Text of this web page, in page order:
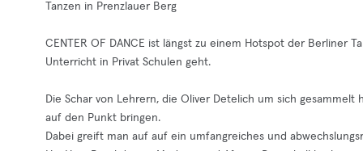
Tanzen in Prenzlauer Berg
CENTER OF DANCE ist längst zu einem Hotspot der Berliner
Unterricht in Privat Schulen geht.
Die Schar von Lehrern, die Oliver Detelich um sich gesammelt
auf den Punkt bringen.
Dabei greift man auf auf ein umfangreiches und